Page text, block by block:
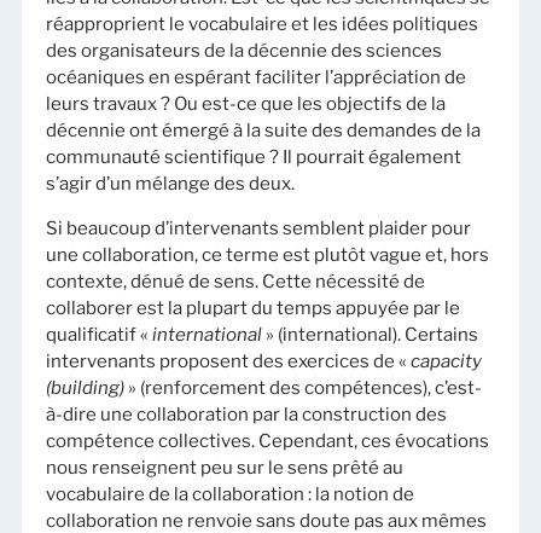
réapproprient le vocabulaire et les idées politiques
des organisateurs de la décennie des sciences
océaniques en espérant faciliter l’appréciation de
leurs travaux ? Ou est-ce que les objectifs de la
décennie ont émergé à la suite des demandes de la
communauté scientifique ? Il pourrait également
s’agir d’un mélange des deux.
Si beaucoup d’intervenants semblent plaider pour
une collaboration, ce terme est plutôt vague et, hors
contexte, dénué de sens. Cette nécessité de
collaborer est la plupart du temps appuyée par le
qualificatif « international » (international). Certains
intervenants proposent des exercices de « capacity
(building) » (renforcement des compétences), c’est-
à-dire une collaboration par la construction des
compétence collectives. Cependant, ces évocations
nous renseignent peu sur le sens prêté au
vocabulaire de la collaboration : la notion de
collaboration ne renvoie sans doute pas aux mêmes